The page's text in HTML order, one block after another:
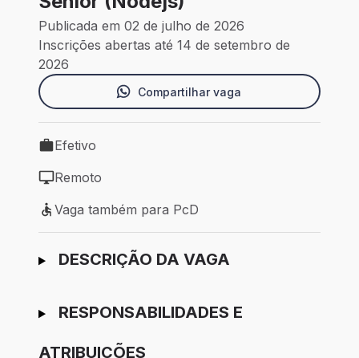
Publicada em 02 de julho de 2026
Inscrições abertas até 14 de setembro de
2026
Compartilhar vaga
Tipo de vaga: Efetivo
Efetivo
Modelo de trabalho: Remoto
Remoto
Vaga também para PcD
Vaga também para PcD
Ir para candidatura
DESCRIÇÃO DA VAGA
RESPONSABILIDADES E
ATRIBUIÇÕES